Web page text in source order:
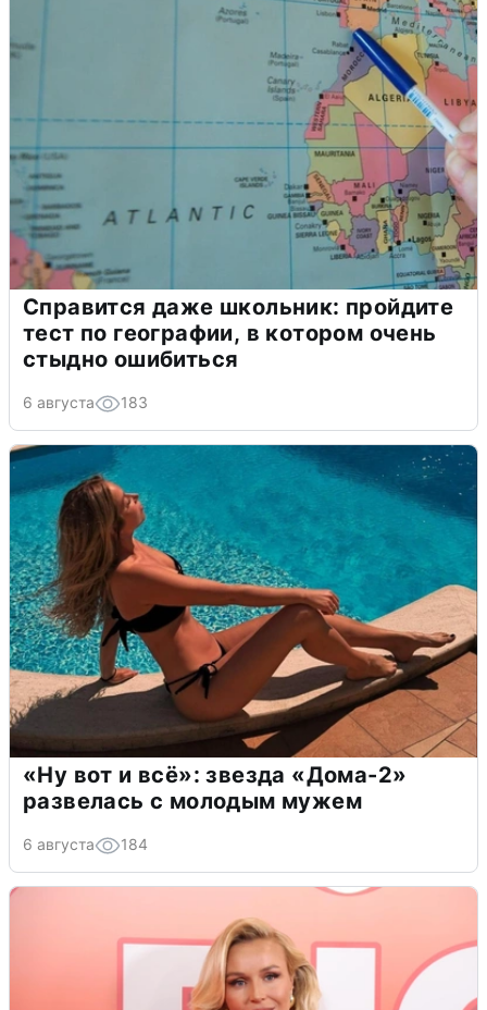
Справится даже школьник: пройдите
тест по географии, в котором очень
стыдно ошибиться
6 августа 183
«Ну вот и всё»: звезда «Дома-2»
развелась с молодым мужем
6 августа 184